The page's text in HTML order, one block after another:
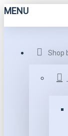
MENU
Shop